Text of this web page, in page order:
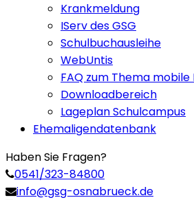
Krankmeldung
IServ des GSG
Schulbuchausleihe
WebUntis
FAQ zum Thema
Downloadbereich
Lageplan Schulcampus
Ehemaligendatenbank
Haben Sie Fragen?
0541/323-84800
info@gsg-osnabrueck.de